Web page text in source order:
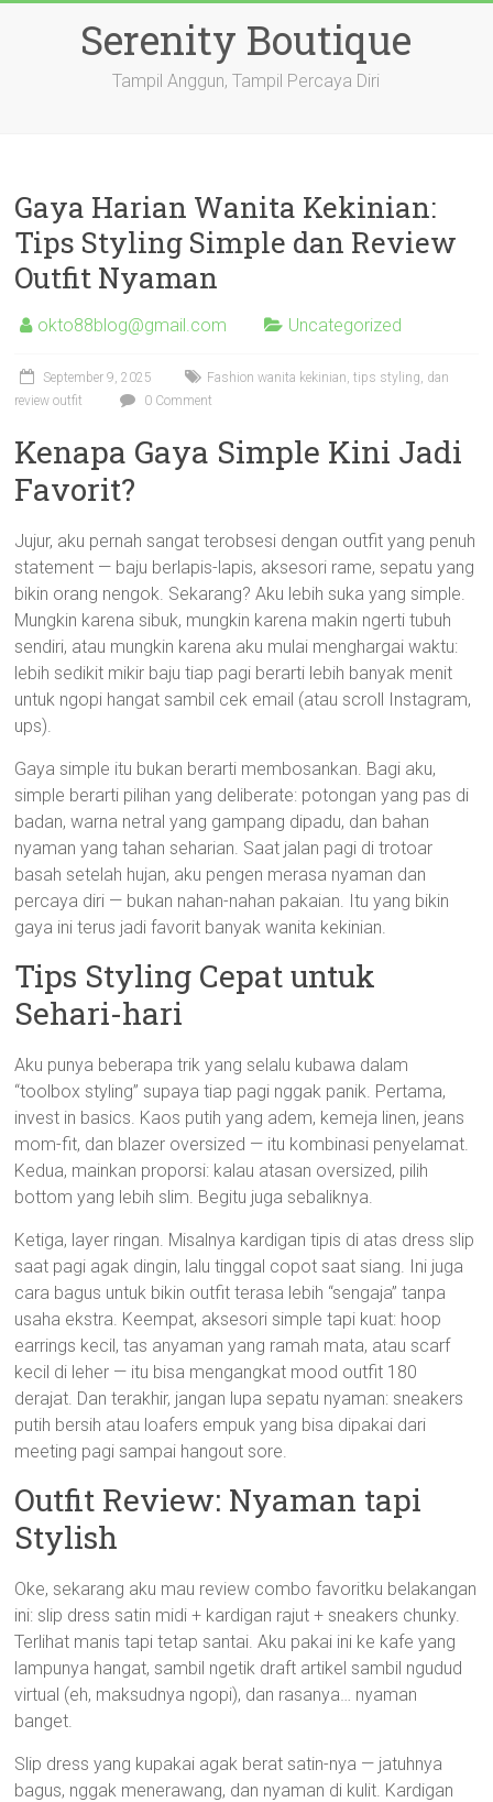
Serenity Boutique
Tampil Anggun, Tampil Percaya Diri
Gaya Harian Wanita Kekinian:
Tips Styling Simple dan Review
Outfit Nyaman
okto88blog@gmail.com Uncategorized
September 9, 2025
Fashion wanita kekinian, tips styling, dan
review outfit
0 Comment
Kenapa Gaya Simple Kini Jadi
Favorit?
Jujur, aku pernah sangat terobsesi dengan outfit yang penuh
statement — baju berlapis-lapis, aksesori rame, sepatu yang
bikin orang nengok. Sekarang? Aku lebih suka yang simple.
Mungkin karena sibuk, mungkin karena makin ngerti tubuh
sendiri, atau mungkin karena aku mulai menghargai waktu:
lebih sedikit mikir baju tiap pagi berarti lebih banyak menit
untuk ngopi hangat sambil cek email (atau scroll Instagram,
ups).
Gaya simple itu bukan berarti membosankan. Bagi aku,
simple berarti pilihan yang deliberate: potongan yang pas di
badan, warna netral yang gampang dipadu, dan bahan
nyaman yang tahan seharian. Saat jalan pagi di trotoar
basah setelah hujan, aku pengen merasa nyaman dan
percaya diri — bukan nahan-nahan pakaian. Itu yang bikin
gaya ini terus jadi favorit banyak wanita kekinian.
Tips Styling Cepat untuk
Sehari-hari
Aku punya beberapa trik yang selalu kubawa dalam
“toolbox styling” supaya tiap pagi nggak panik. Pertama,
invest in basics. Kaos putih yang adem, kemeja linen, jeans
mom-fit, dan blazer oversized — itu kombinasi penyelamat.
Kedua, mainkan proporsi: kalau atasan oversized, pilih
bottom yang lebih slim. Begitu juga sebaliknya.
Ketiga, layer ringan. Misalnya kardigan tipis di atas dress slip
saat pagi agak dingin, lalu tinggal copot saat siang. Ini juga
cara bagus untuk bikin outfit terasa lebih “sengaja” tanpa
usaha ekstra. Keempat, aksesori simple tapi kuat: hoop
earrings kecil, tas anyaman yang ramah mata, atau scarf
kecil di leher — itu bisa mengangkat mood outfit 180
derajat. Dan terakhir, jangan lupa sepatu nyaman: sneakers
putih bersih atau loafers empuk yang bisa dipakai dari
meeting pagi sampai hangout sore.
Outfit Review: Nyaman tapi
Stylish
Oke, sekarang aku mau review combo favoritku belakangan
ini: slip dress satin midi + kardigan rajut + sneakers chunky.
Terlihat manis tapi tetap santai. Aku pakai ini ke kafe yang
lampunya hangat, sambil ngetik draft artikel sambil ngudud
virtual (eh, maksudnya ngopi), dan rasanya… nyaman
banget.
Slip dress yang kupakai agak berat satin-nya — jatuhnya
bagus, nggak menerawang, dan nyaman di kulit. Kardigan